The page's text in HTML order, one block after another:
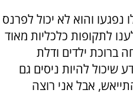
והוא לא יכול לפרנס
לתקופות כלכליות מאוד
ברוכת ילדים ודלת
שיכול להיות ניסים גם
להתייאש, אבל אני רוצה